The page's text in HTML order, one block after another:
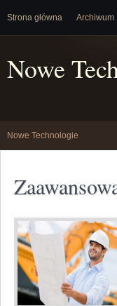
Strona główna Archiwum
Nowe
Nowe Technologie